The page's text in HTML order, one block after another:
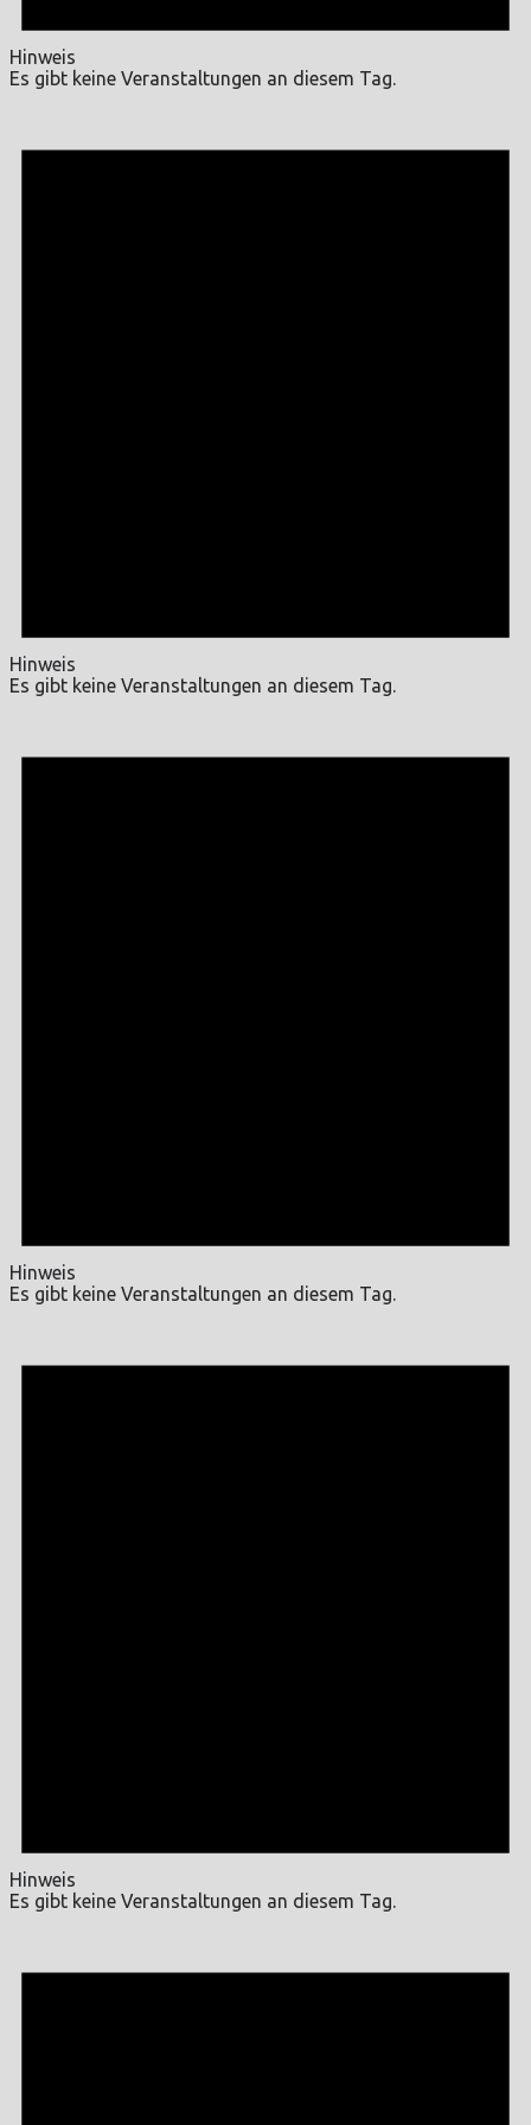
Hinweis
Es gibt keine Veranstaltungen an diesem Tag.
Hinweis
Es gibt keine Veranstaltungen an diesem Tag.
Hinweis
Es gibt keine Veranstaltungen an diesem Tag.
Hinweis
Es gibt keine Veranstaltungen an diesem Tag.